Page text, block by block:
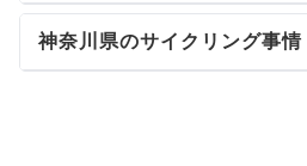
神奈川県のサイクリング事情